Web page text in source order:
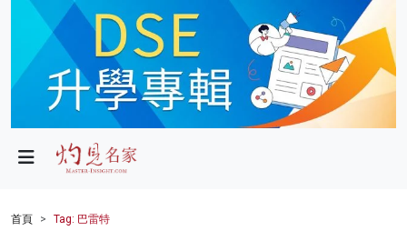
政局
財經
首頁 Tag: 巴雷特